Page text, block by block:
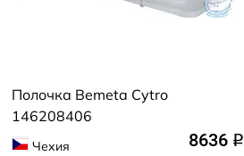
Полочка Bemeta Cytro
146208406
Чехия 8636 q